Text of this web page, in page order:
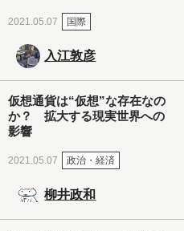
2021.05.07 国際
入江敦彦
仮想通貨は“仮想”な存在なの
か？ 拡大する現実世界への
影響
2021.05.07 政治・経済
柳井政和